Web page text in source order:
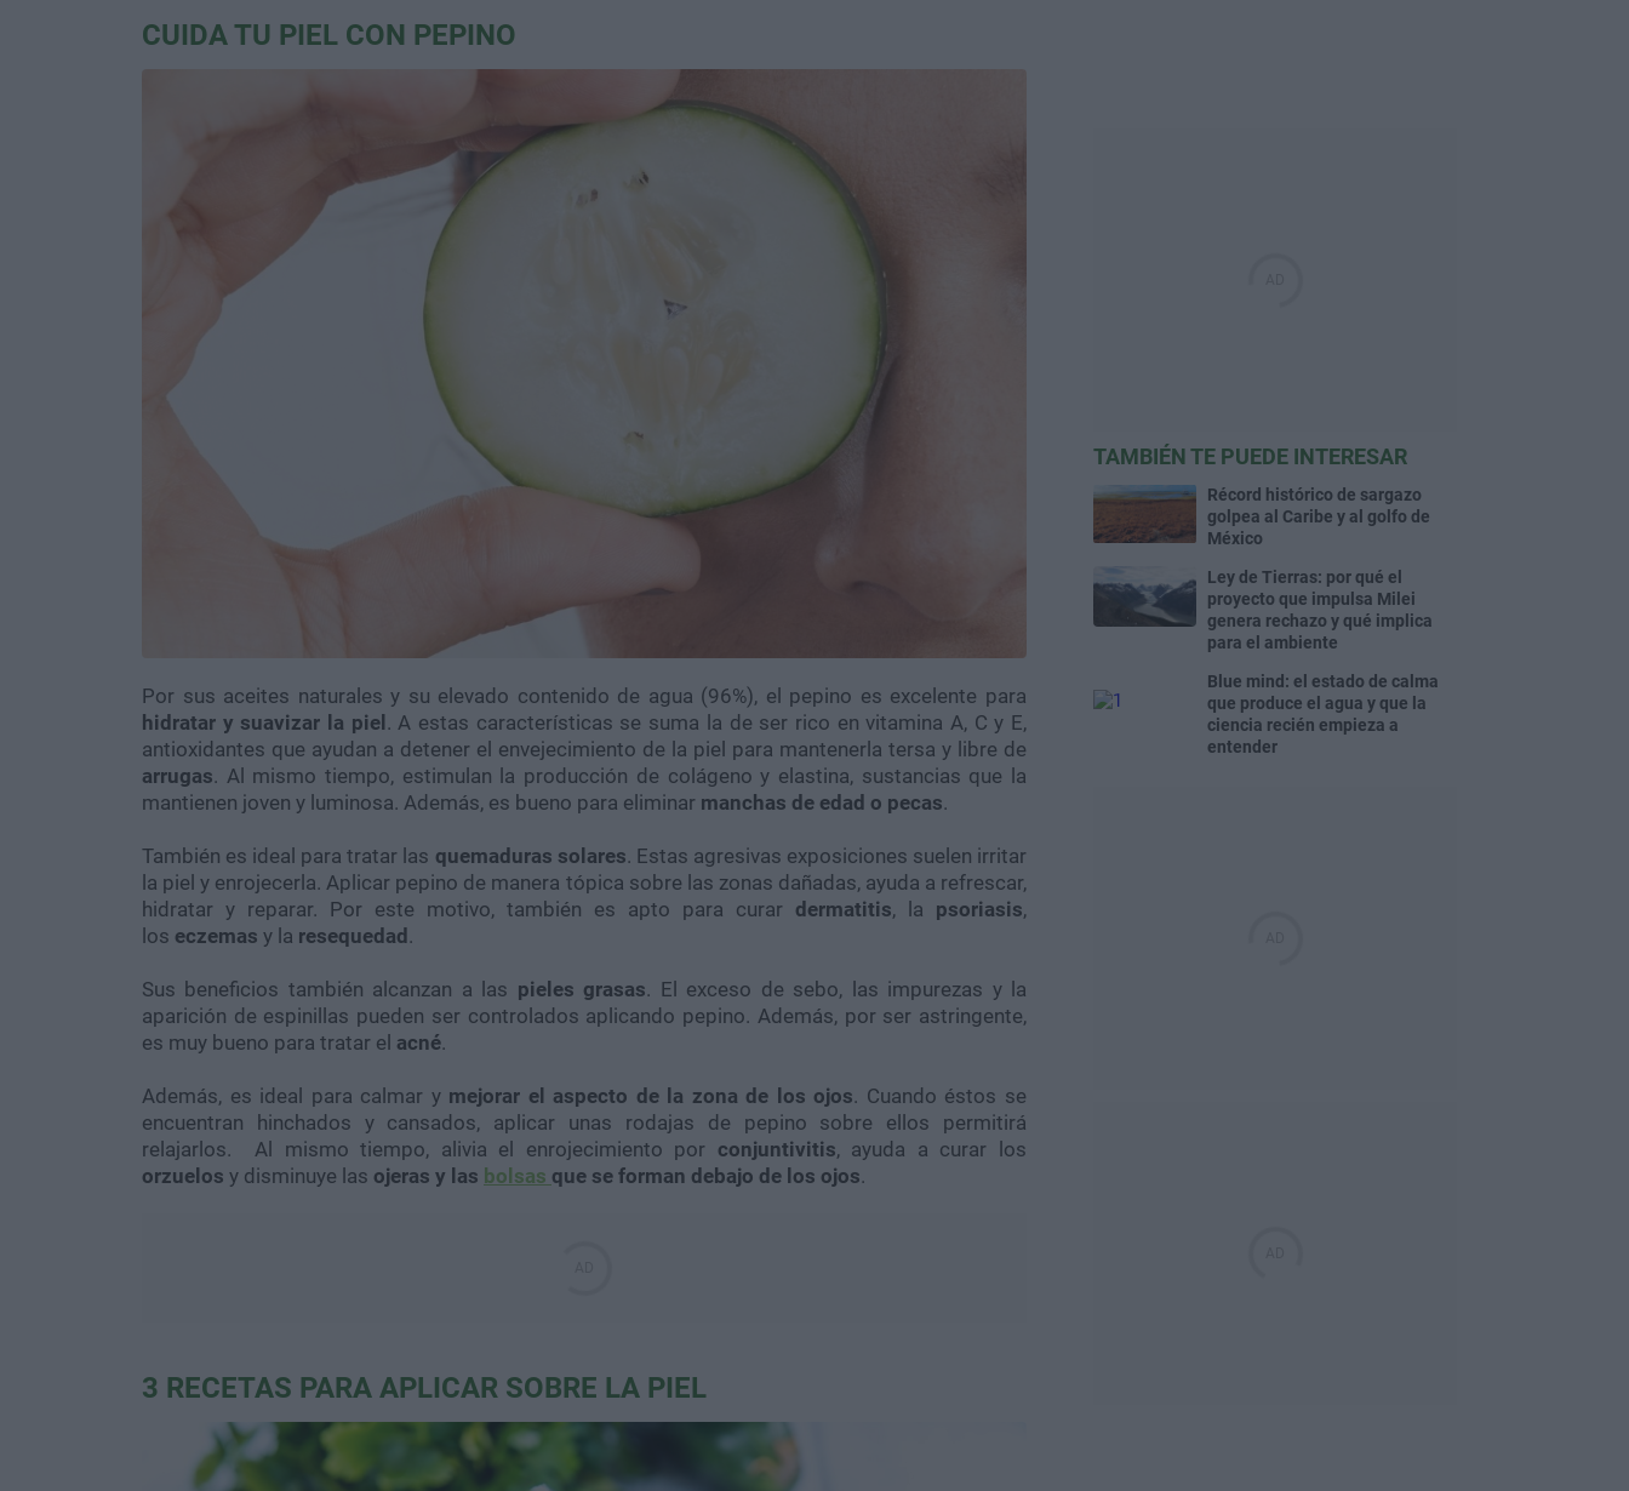
CUIDA TU PIEL CON PEPINO
Por sus aceites naturales y su elevado contenido de agua (96%), el pepino es excelente para
hidratar y suavizar la piel . A estas características se suma la de ser rico en vitamina A, C y E,
antioxidantes que ayudan a detener el envejecimiento de la piel para mantenerla tersa y libre de
arrugas. Al mismo tiempo, estimulan la producción de colágeno y elastina, sustancias que la
mantienen joven y luminosa. Además, es bueno para eliminar manchas de edad o pecas.
También es ideal para tratar las quemaduras solares. Estas agresivas exposiciones suelen irritar
la piel y enrojecerla. Aplicar pepino de manera tópica sobre las zonas dañadas, ayuda a refrescar,
hidratar y reparar. Por este motivo, también es apto para curar dermatitis, la psoriasis,
los eczemas y la resequedad .
Sus beneficios también alcanzan a las pieles grasas. El exceso de sebo, las impurezas y la
aparición de espinillas pueden ser controlados aplicando pepino. Además, por ser astringente,
es muy bueno para tratar el acné.
Además, es ideal para calmar y mejorar el aspecto de la zona de los ojos. Cuando éstos se
encuentran hinchados y cansados, aplicar unas rodajas de pepino sobre ellos permitirá
relajarlos. Al mismo tiempo, alivia el enrojecimiento por conjuntivitis, ayuda a curar los
orzuelos y disminuye las ojeras y las bolsas que se forman debajo de los ojos.
3 RECETAS PARA APLICAR SOBRE LA PIEL
TAMBIÉN TE PUEDE INTERESAR
Récord histórico de sargazo
golpea al Caribe y al golfo de
México
Ley de Tierras: por qué el
proyecto que impulsa Milei
genera rechazo y qué implica
para el ambiente
Blue mind: el estado de calma
que produce el agua y que la
ciencia recién empieza a
entender